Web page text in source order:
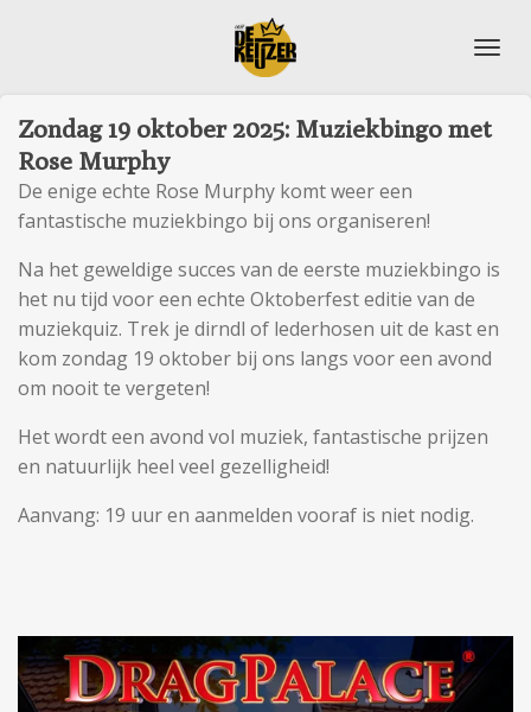
hoofdinhoud
Zondag 19 oktober 2025: Muziekbingo met
Rose Murphy
De enige echte Rose Murphy komt weer een
fantastische muziekbingo bij ons organiseren!
Na het geweldige succes van de eerste muziekbingo is
het nu tijd voor een echte Oktoberfest editie van de
muziekquiz. Trek je dirndl of lederhosen uit de kast en
kom zondag 19 oktober bij ons langs voor een avond
om nooit te vergeten!
Het wordt een avond vol muziek, fantastische prijzen
en natuurlijk heel veel gezelligheid!
Aanvang: 19 uur en aanmelden vooraf is niet nodig.